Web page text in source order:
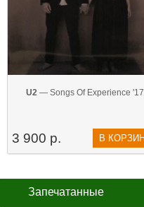
U2— Songs Of Experience '17
3 900 р. В
Запечатанные